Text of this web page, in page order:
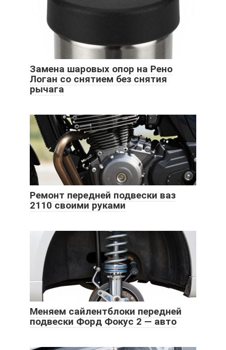
Замена шаровых опор на Рено
Логан со снятием без снятия
рычага
Ремонт передней подвески ваз
2110 своими руками
Меняем сайлентблоки передней
подвески Форд Фокус 2 — авто